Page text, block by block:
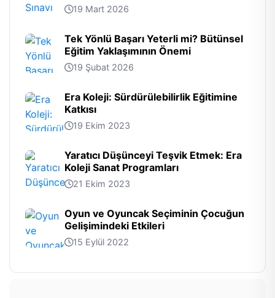
19 Mart 2026
Tek Yönlü Başarı Yeterli mi? Bütünsel
Eğitim Yaklaşımının Önemi
19 Şubat 2026
Era Koleji: Sürdürülebilirlik Eğitimine
Katkısı
19 Ekim 2023
Yaratıcı Düşünceyi Teşvik Etmek: Era
Koleji Sanat Programları
21 Ekim 2023
Oyun ve Oyuncak Seçiminin Çocuğun
Gelişimindeki Etkileri
15 Eylül 2022